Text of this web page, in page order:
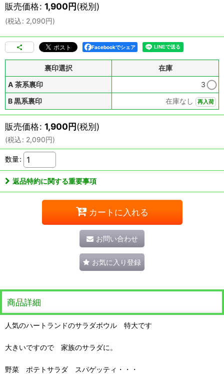
販売価格: 1,900円(税別)
(税込: 2,090円)
Facebookでシェア
裏印選択
在庫
A 茶系裏印
3
B 黒系裏印
在庫なし 再入荷
販売価格: 1,900円(税別)
(税込: 2,090円)
数量:
返品特約に関する重要事項
カートに入れる
お問い合わせ
お気に入り登録
商品詳細
人気のハートランドのサラダボウル 特大です
大きいですので 家族のサラダに。
野菜 ポテトサラダ スパゲッティ・・・